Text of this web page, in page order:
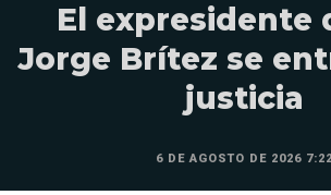
El expresidente
Jorge Brítez se
justicia
6 DE AGOSTO DE 2026 7:22